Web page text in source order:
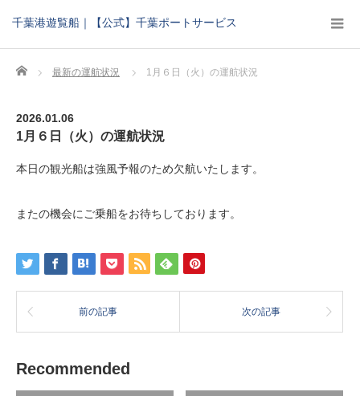
千葉港遊覧船｜【公式】千葉ポートサービス
Home 最新の運航状況 1月６日（火）の運航状況
2026.01.06
1月６日（火）の運航状況
本日の観光船は強風予報のため欠航いたします。
またの機会にご乗船をお待ちしております。
前の記事 次の記事
Recommended